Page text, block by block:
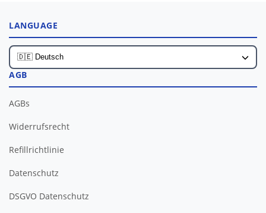
LANGUAGE
AGB
AGBs
Widerrufsrecht
Refillrichtlinie
Datenschutz
DSGVO Datenschutz